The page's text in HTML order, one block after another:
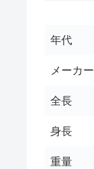
年代
メーカー
全長
身長
重量